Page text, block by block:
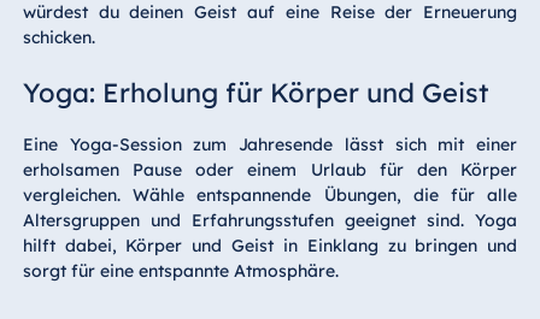
würdest du deinen Geist auf eine Reise der Erneuerung
schicken.
Yoga: Erholung für Körper und Geist
Eine Yoga-Session zum Jahresende lässt sich mit einer
erholsamen Pause oder einem Urlaub für den Körper
vergleichen. Wähle entspannende Übungen, die für alle
Altersgruppen und Erfahrungsstufen geeignet sind. Yoga
hilft dabei, Körper und Geist in Einklang zu bringen und
sorgt für eine entspannte Atmosphäre.